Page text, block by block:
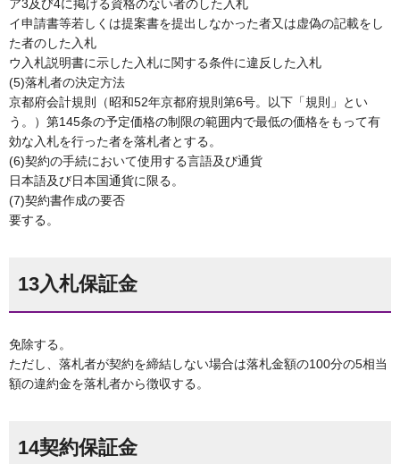
ア3及び4に掲げる資格のない者のした入札
イ申請書等若しくは提案書を提出しなかった者又は虚偽の記載をし
た者のした入札
ウ入札説明書に示した入札に関する条件に違反した入札
(5)落札者の決定方法
京都府会計規則（昭和52年京都府規則第6号。以下「規則」とい
う。）第145条の予定価格の制限の範囲内で最低の価格をもって有
効な入札を行った者を落札者とする。
(6)契約の手続において使用する言語及び通貨
日本語及び日本国通貨に限る。
(7)契約書作成の要否
要する。
13入札保証金
免除する。
ただし、落札者が契約を締結しない場合は落札金額の100分の5相当
額の違約金を落札者から徴収する。
14契約保証金